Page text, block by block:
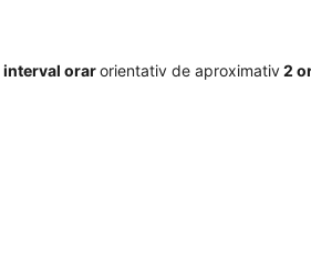
interval orarorientativ de aproximativ2